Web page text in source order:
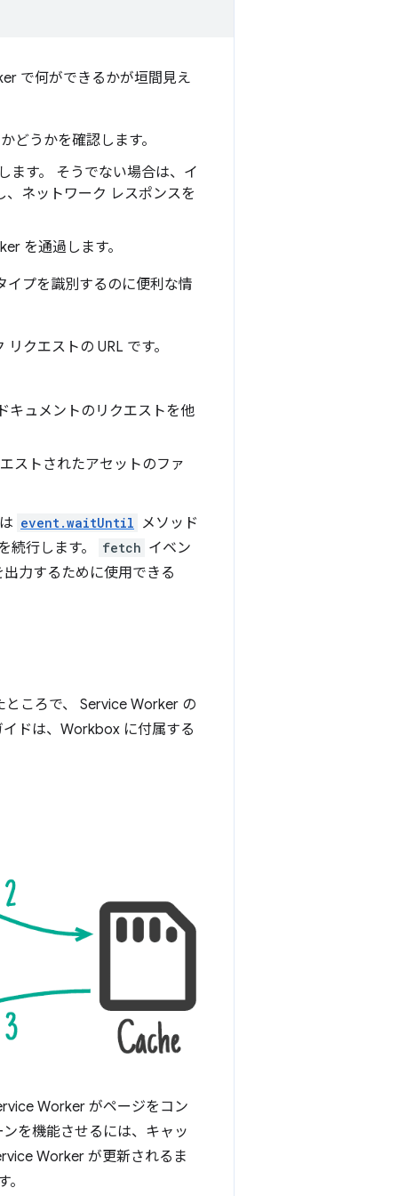
で何ができるかが垣間見え
どうかを確認します。
ます。 そうでない場合は、イ
ネットワーク レスポンスを
を通過します。
イプを識別するのに便利な情
クエストの URL です。
キュメントのリクエストを他
ストされたアセットのファ
event.waitUntil メソッド
続行します。
fetch イベン
力するために使用できる
ころで、 Service Worker の
ドは、Workbox に付属する
Worker がページをコン
を機能させるには、キャッ
Worker が更新されるま